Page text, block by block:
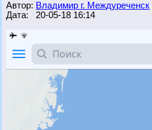
Автор: Владимир г. Междуреченск
Дата: 20-05-18 16:14